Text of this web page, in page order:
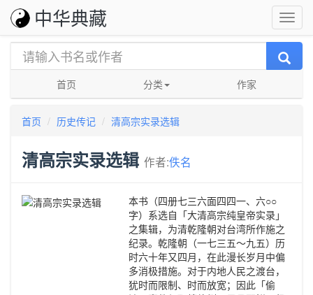
中华典藏
首页 分类 作家
首页 历史传记 清高宗实录选辑
清高宗实录选辑 作者:佚名
本书（四册七三六面四四一、六○○
字）系选自「大清高宗纯皇帝实录」
之集辑，为清乾隆朝对台湾所作施之
纪录。乾隆朝（一七三五～九五）历
时六十年又四月，在此漫长岁月中偏
多消极措施。对于内地人民之渡台，
犹时而限制、时而放宽；因此「偷